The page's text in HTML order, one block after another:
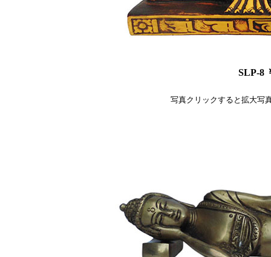
SLP-8
写真クリックすると拡大写